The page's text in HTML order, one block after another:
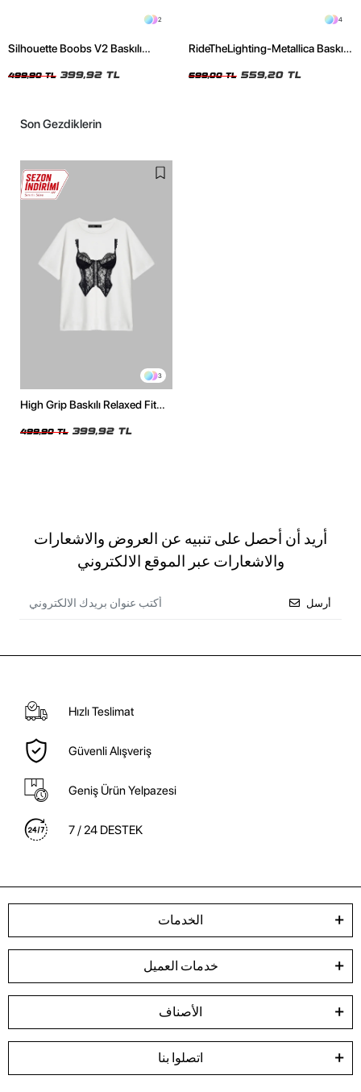
2
Silhouette Boobs V2 Baskılı
499,90 TL 399,92 TL
4
RideTheLighting-Metallica Baskılı
Tshirt
699,00 TL 559,20 TL
Son Gezdiklerin
3
High Grip Baskılı Relaxed Fit
499,90 TL 399,92 TL
أريد أن أحصل على تنبيه عن العروض والاشعارات
والاشعارات عبر الموقع الالكتروني
أرسل
Hızlı Teslimat
Güvenli Alışveriş
Geniş Ürün Yelpazesi
7 / 24 DESTEK
الخدمات
خدمات العميل
الأصناف
اتصلوا بنا